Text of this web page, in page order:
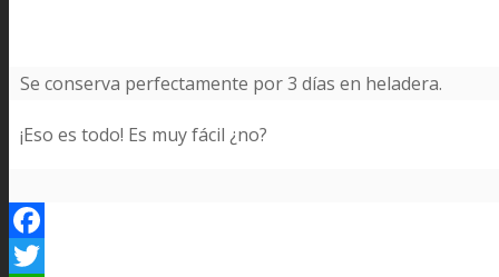
Se conserva perfectamente por 3 días en heladera.
¡Eso es todo! Es muy fácil ¿no?
Facebook